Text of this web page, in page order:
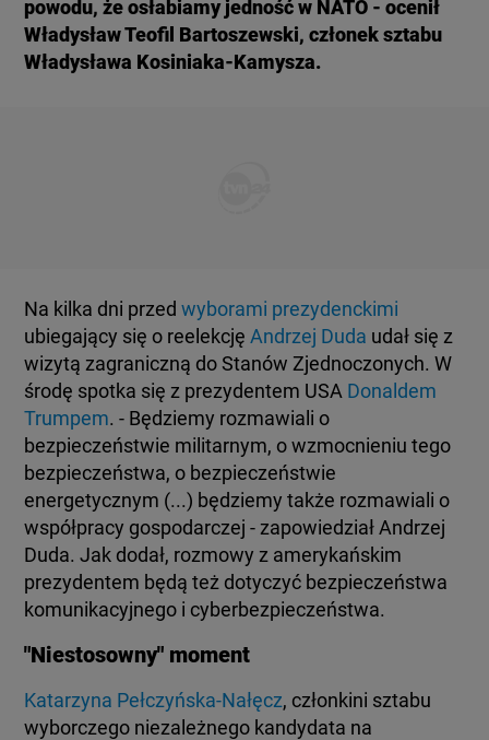
powodu, że osłabiamy jedność w NATO - ocenił
Władysław Teofil Bartoszewski, członek sztabu
Władysława Kosiniaka-Kamysza.
Na kilka dni przedwyborami prezydenckimi
ubiegający się o reelekcjęAndrzej Duda udał się z
wizytą zagraniczną do Stanów Zjednoczonych. W
środę spotka się z prezydentem USA Donaldem
Trumpem. - Będziemy rozmawiali o
bezpieczeństwie militarnym, o wzmocnieniu tego
bezpieczeństwa, o bezpieczeństwie
energetycznym (...) będziemy także rozmawiali o
współpracy gospodarczej - zapowiedział Andrzej
Duda. Jak dodał, rozmowy z amerykańskim
prezydentem będą też dotyczyć bezpieczeństwa
komunikacyjnego i cyberbezpieczeństwa.
"Niestosowny" moment
Katarzyna Pełczyńska-Nałęcz, członkini sztabu
wyborczego niezależnego kandydata na
KUJAWSKO-POMORSKIE
RZESZÓW
SZCZECIN
BIAŁYSTOK
TOTERAZ
CIEKAWOSTKI
PROGRAMY
RAPORTY
TVN24 УКРАЇНСЬКОЮ МОВОЮ
WIĘCEJ
KANAŁY
REGULAMIN SERWISU